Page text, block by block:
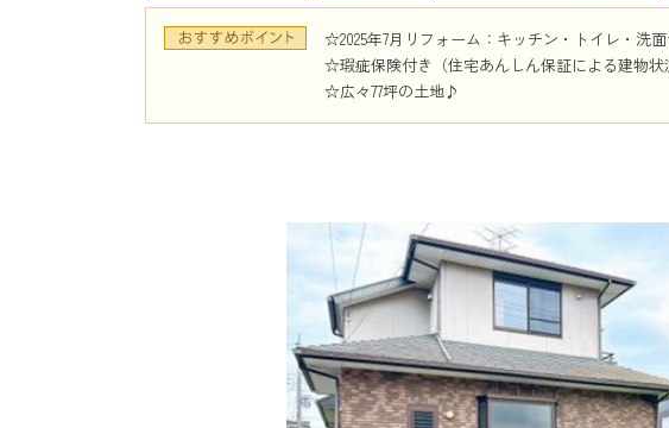
☆2025年7月リフォーム：キッチン・トイレ・洗
☆瑕疵保険付き（住宅あんしん保証による建物状
☆広々77坪の土地♪